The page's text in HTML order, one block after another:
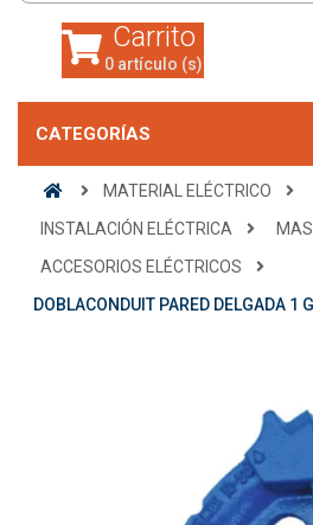
Carrito
0 artículo (s)
CATEGORÍAS
MATERIAL ELÉCTRICO
INSTALACIÓN ELÉCTRICA
ACCESORIOS ELÉCTRICOS
DOBLACONDUIT PARED DELGADA 1